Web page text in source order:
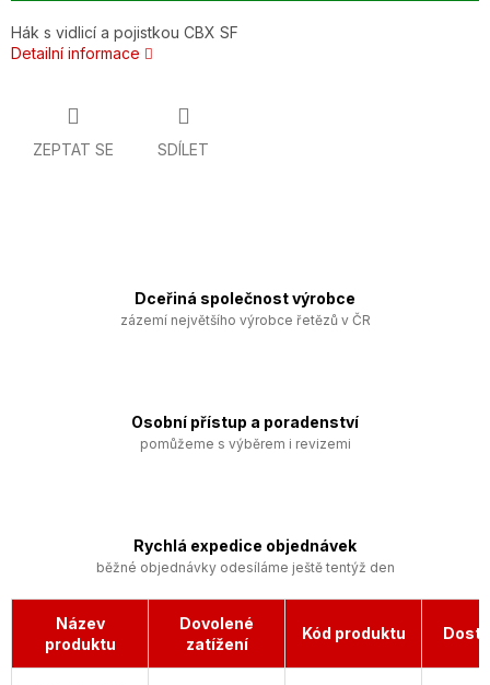
Hák s vidlicí a pojistkou CBX SF
Detailní informace
ZEPTAT SE SDÍLET
Dceřiná společnost výrobce
zázemí největšího výrobce řetězů v ČR
Osobní přístup a poradenství
pomůžeme s výběrem i revizemi
Rychlá expedice objednávek
běžné objednávky odesíláme ještě tentýž den
Název
produktu
Dovolené
zatížení
Kód produktu